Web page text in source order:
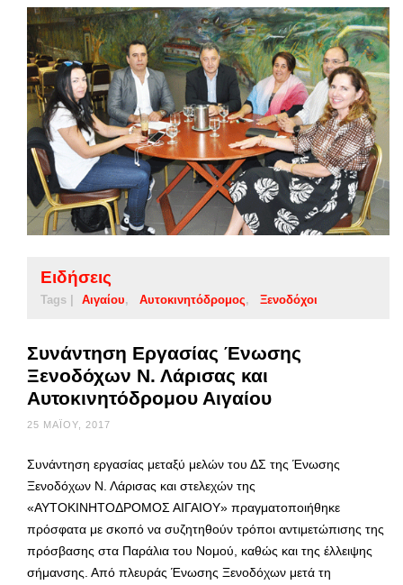
Ειδήσεις
Tags | Αιγαίου Αυτοκινητόδρομος Ξενοδόχοι
Συνάντηση Εργασίας Ένωσης
Ξενοδόχων Ν. Λάρισας και
Αυτοκινητόδρομου Αιγαίου
25 ΜΑΪ́ΟΥ, 2017
Συνάντηση εργασίας μεταξύ μελών του ΔΣ της Ένωσης
Ξενοδόχων Ν. Λάρισας και στελεχών της
«ΑΥΤΟΚΙΝΗΤΟΔΡΟΜΟΣ ΑΙΓΑΙΟΥ» πραγματοποιήθηκε
πρόσφατα με σκοπό να συζητηθούν τρόποι αντιμετώπισης της
πρόσβασης στα Παράλια του Νομού, καθώς και της έλλειψης
σήμανσης. Από πλευράς Ένωσης Ξενοδόχων μετά τη